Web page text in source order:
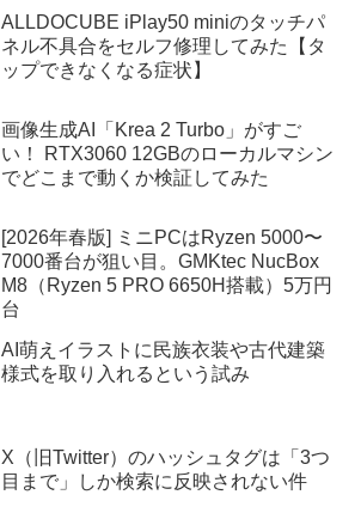
ALLDOCUBE iPlay50 miniのタッチパ
ネル不具合をセルフ修理してみた【タ
ップできなくなる症状】
画像生成AI「Krea 2 Turbo」がすご
い！ RTX3060 12GBのローカルマシン
でどこまで動くか検証してみた
[2026年春版] ミニPCはRyzen 5000〜
7000番台が狙い目。GMKtec NucBox
M8（Ryzen 5 PRO 6650H搭載）5万円
台
AI萌えイラストに民族衣装や古代建築
様式を取り入れるという試み
X（旧Twitter）のハッシュタグは「3つ
目まで」しか検索に反映されない件